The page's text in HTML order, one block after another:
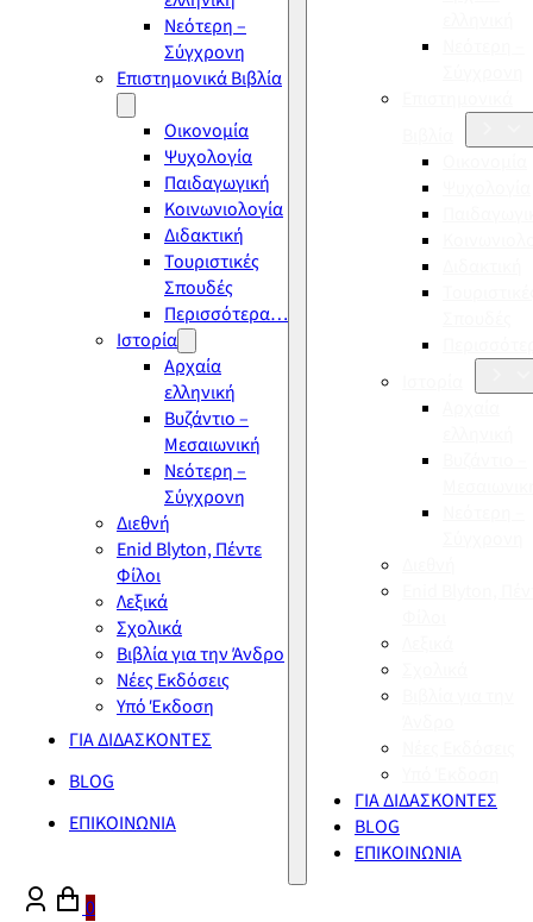
Νεότερη –
Σύγχρονη
Επιστημονικά Βιβλία
Οικονομία
Ψυχολογία
Παιδαγωγική
Κοινωνιολογία
Διδακτική
Τουριστικές
Σπουδές
Περισσότερα…
Ιστορία
Αρχαία
ελληνική
Βυζάντιο –
Μεσαιωνική
Νεότερη –
Σύγχρονη
Διεθνή
Enid Blyton, Πέντε
Φίλοι
Λεξικά
Σχολικά
Βιβλία για την Άνδρο
Νέες Εκδόσεις
Υπό Έκδοση
ΓΙΑ ΔΙΔΑΣΚΟΝΤΕΣ
BLOG
ΕΠΙΚΟΙΝΩΝΙΑ
ΓΙΑ ΔΙΔΑΣΚΟΝΤΕΣ
BLOG
ΕΠΙΚΟΙΝΩΝΙΑ
0